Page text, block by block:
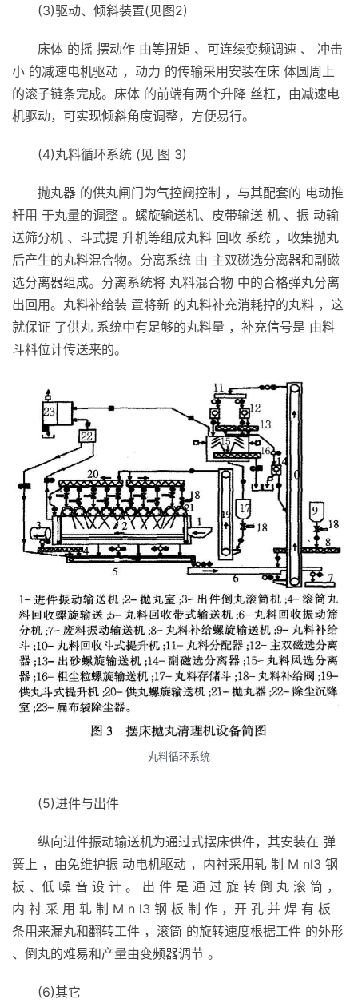
(3)驱动、倾斜装置(见图2)
床体 的摇 摆动作 由等扭矩 、可连续变频调速 、 冲击
小 的减速电机驱动 ，动力 的传输采用安装在床 体圆周上
的滚子链条完成。床体 的前端有两个升降 丝杠，由减速电
机驱动，可实现倾斜角度调整，方便易行。
(4)丸料循环系统 (见 图 3)
抛丸器 的供丸闸门为气控阀控制 ，与其配套的 电动推
杆用 于丸量的调整 。螺旋输送机、皮带输送 机 、振 动输
送筛分机 、斗式提 升机等组成丸料 回收 系统 ，收集抛丸
后产生的丸料混合物。分离系统 由 主双磁选分离器和副磁
选分离器组成。分离系统将 丸料混合物 中的合格弹丸分离
出回用。丸料补给装 置将新 的丸料补充消耗掉的丸料 ，这
就保证 了供丸 系统中有足够的丸料量 ，补充信号是 由料
斗料位计传送来的。
丸料循环系统
(5)进件与出件
纵向进件振动输送机为通过式摆床供件，其安装在 弹
簧上 ，由免维护振 动电机驱动 ，内衬采用轧 制 M nl3 钢
板 、低 噪 音 设 计 。 出 件 是 通 过 旋 转 倒 丸 滚 筒 ，
内 衬 采 用 轧 制 M n l3 钢 板 制 作 ，开 孔 并 焊 有 板
条用来漏丸和翻转工件 ，滚筒 的旋转速度根据工件 的外形
、倒丸的难易和产量由变频器调节 。
(6)其它